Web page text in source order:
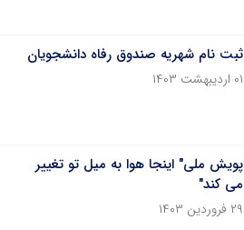
ثبت نام شهریه صندوق رفاه دانشجویان
۰۱ اردیبهشت ۱۴۰۳
پویش ملی" اینجا هوا به میل تو تغییر
می کند"
۲۹ فروردین ۱۴۰۳